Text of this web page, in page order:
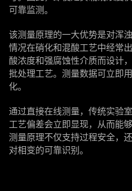
可靠监测。
该测量原理的一大优势是对浑
情况在硝化和混酸工艺中经常
酸浓度和强腐蚀性介质而设计
批处理工艺。测量数据可立即
化。
通过直接在线测量，传统实验
工艺偏差会立即显现，从而能
测量原理不仅支持过程安全，
对相变的可靠识别。